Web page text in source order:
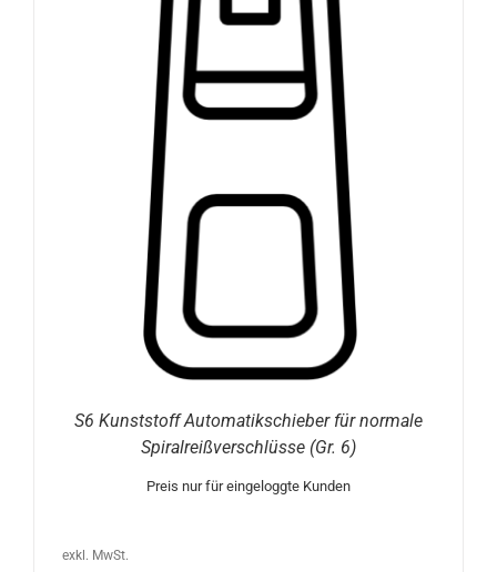
S6 Kunststoff Automatikschieber für normale
Spiralreißverschlüsse (Gr. 6)
Preis nur für eingeloggte Kunden
exkl. MwSt.